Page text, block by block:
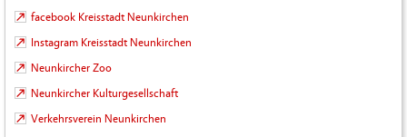
facebook Kreisstadt Neunkirchen
Instagram Kreisstadt Neunkirchen
Neunkircher Zoo
Neunkircher Kulturgesellschaft
Verkehrsverein Neunkirchen